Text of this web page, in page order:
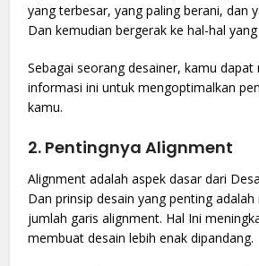
yang terbesar, yang paling berani, dan
Dan kemudian bergerak ke hal-hal
Sebagai seorang desainer, kamu dapat
informasi ini untuk mengoptimalkan
kamu.
2. Pentingnya Alignment
Alignment adalah aspek dasar dari
Dan prinsip desain yang penting
jumlah garis alignment. Hal Ini
membuat desain lebih enak dipandang.